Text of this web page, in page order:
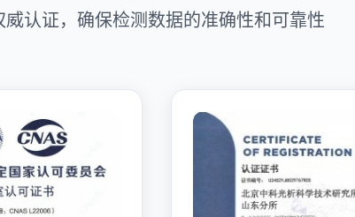
威认证，确保检测数据的准确性和可靠性